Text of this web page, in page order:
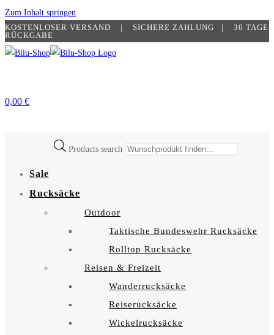
Zum Inhalt springen
KOSTENLOSER VERSAND | SICHERE ZAHLUNG​ | 30 TAGE
RÜCKGABE
0,00 €
Products search
Sale
Rucksäcke
Outdoor
Taktische Bundeswehr Rucksäcke
Rolltop Rucksäcke
Reisen & Freizeit
Wanderrucksäcke
Reiserucksäcke
Wickelrucksäcke